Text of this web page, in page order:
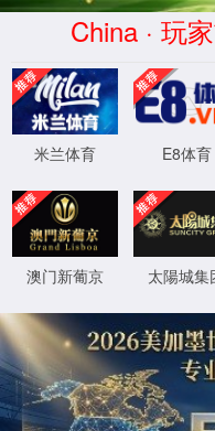
品牌文化
品牌文化